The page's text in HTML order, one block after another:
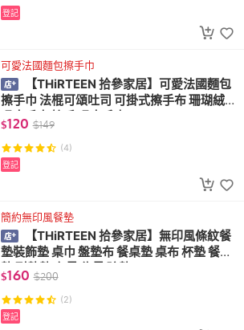
登記
可愛法國麵包擦手巾
【THiRTEEN 拾參家居】可愛法國麵包
擦手巾 法棍可頌吐司 可掛式擦手布 珊瑚絨
吸水手巾 擦手 吸水毛巾
$120 $149
(4)
登記
簡約無印風餐墊
【THiRTEEN 拾參家居】無印風條紋餐
墊裝飾墊 桌巾 盤墊布 餐桌墊 桌布 杯墊 餐具
墊 耐熱墊 布景 佈景 碗墊
$160 $200
(2)
登記